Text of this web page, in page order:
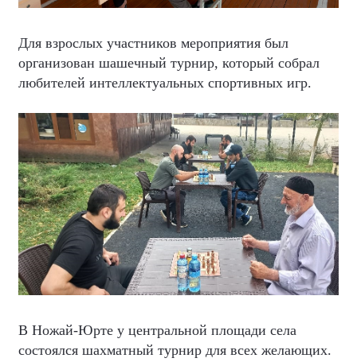
Для взрослых участников мероприятия был
организован шашечный турнир, который собрал
любителей интеллектуальных спортивных игр.
В Ножай-Юрте у центральной площади села
состоялся шахматный турнир для всех желающих.